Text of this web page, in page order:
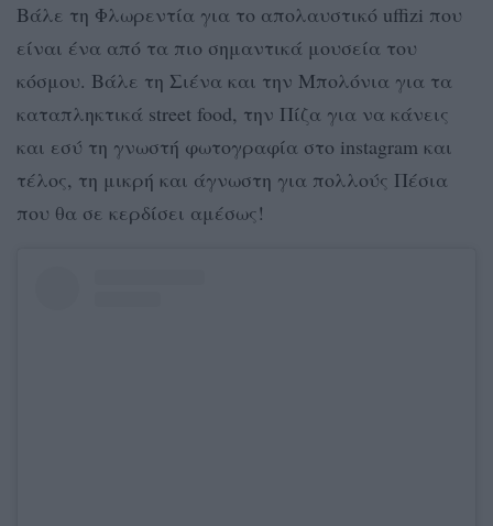
Βάλε τη Φλωρεντία για το απολαυστικό uffizi που
είναι ένα από τα πιο σημαντικά μουσεία του
κόσμου. Βάλε τη Σιένα και την Μπολόνια για τα
καταπληκτικά street food, την Πίζα για να κάνεις
και εσύ τη γνωστή φωτογραφία στο instagram και
τέλος, τη μικρή και άγνωστη για πολλούς Πέσια
που θα σε κερδίσει αμέσως!